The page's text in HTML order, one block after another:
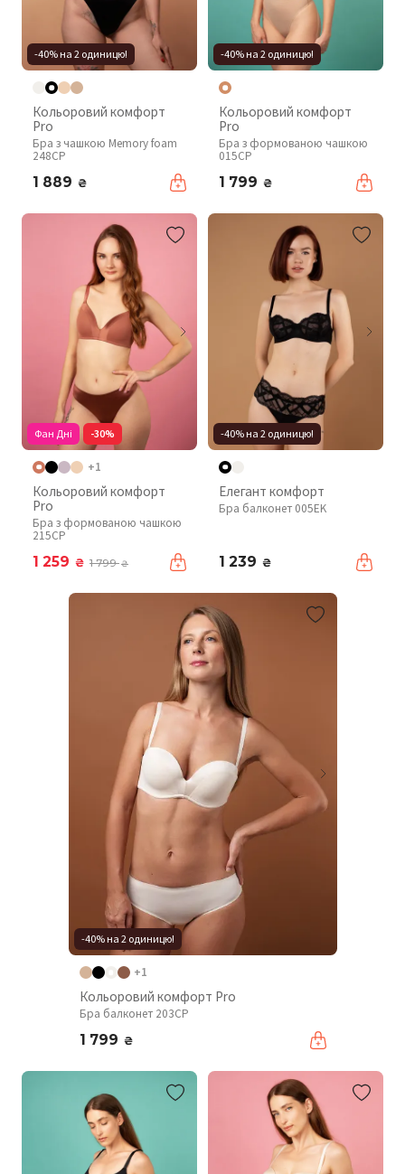
-40% на 2 одиницю!
Кольоровий комфорт
Pro
Бра з чашкою Memory foam
248CP
1 889 ₴
-40% на 2 одиницю!
Кольоровий комфорт
Pro
Бра з формованою чашкою
015CP
1 799 ₴
Фан Дні -30%
+1
Кольоровий комфорт
Pro
Бра з формованою чашкою
215CP
1 259 ₴ 1 799₴
-40% на 2 одиницю!
Елегант комфорт
Бра балконет 005EK
1 239 ₴
-40% на 2 одиницю!
+1
Кольоровий комфорт Pro
Бра балконет 203CP
1 799 ₴